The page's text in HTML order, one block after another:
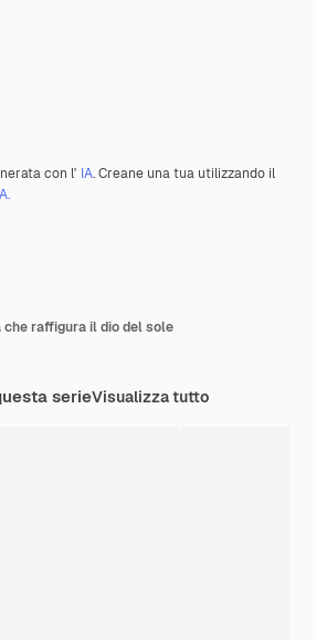
con l' IA. Creane una tua utilizzando il
raffigura il dio del sole
serieVisualizza tutto